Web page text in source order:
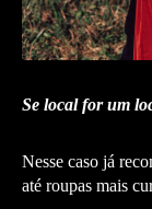
Se local for um
Nesse caso já
até roupas mais